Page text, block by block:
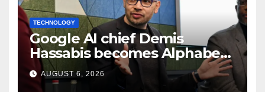
TECHNOLOGY
Google AI chief Demis
Hassabis becomes Alphabet
chief scientist in leadership
shakeup
AUGUST 6, 2026